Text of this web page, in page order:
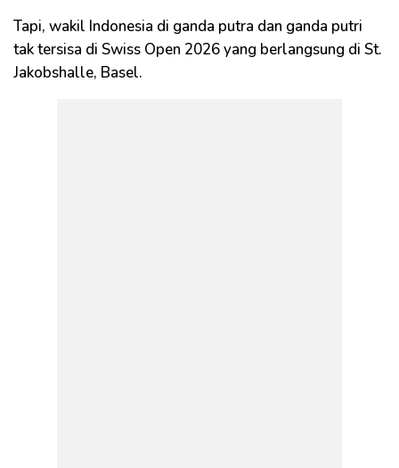
Tapi, wakil Indonesia di ganda putra dan ganda putri
tak tersisa di Swiss Open 2026 yang berlangsung di St.
Jakobshalle, Basel.